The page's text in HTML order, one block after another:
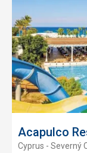
Acapulco
Cyprus - Severný